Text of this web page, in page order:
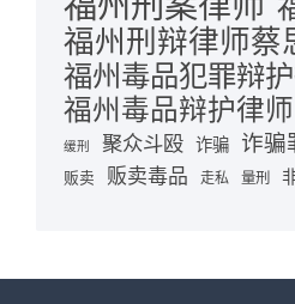
福州刑辩律师蔡
福州毒品犯罪辩
福州毒品辩护律师
缓刑 聚众斗殴 诈骗 诈骗
贩卖 贩卖毒品 走私 量刑